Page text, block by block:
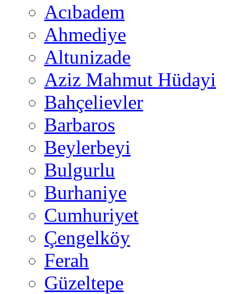
Acıbadem
Ahmediye
Altunizade
Aziz Mahmut Hüdayi
Bahçelievler
Barbaros
Beylerbeyi
Bulgurlu
Burhaniye
Cumhuriyet
Çengelköy
Ferah
Güzeltepe